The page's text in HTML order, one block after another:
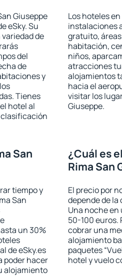
Giuseppe
eSky. Su
de
del
de
y
Tienes
hotel al
clasificación
Los hoteles
instalaciones
gratuito,
habitación,
niños,
atracciones
alojamientos
hacia el
visitar los
Giuseppe.
San
tiempo y
San
un 30%
de eSky.es
poder hacer
alojamiento
¿Cuál es
Rima San
El precio por
depende de
Una noche en
50-100 euros.
cobrar una
alojamiento
paquetes
hotel y vuelo